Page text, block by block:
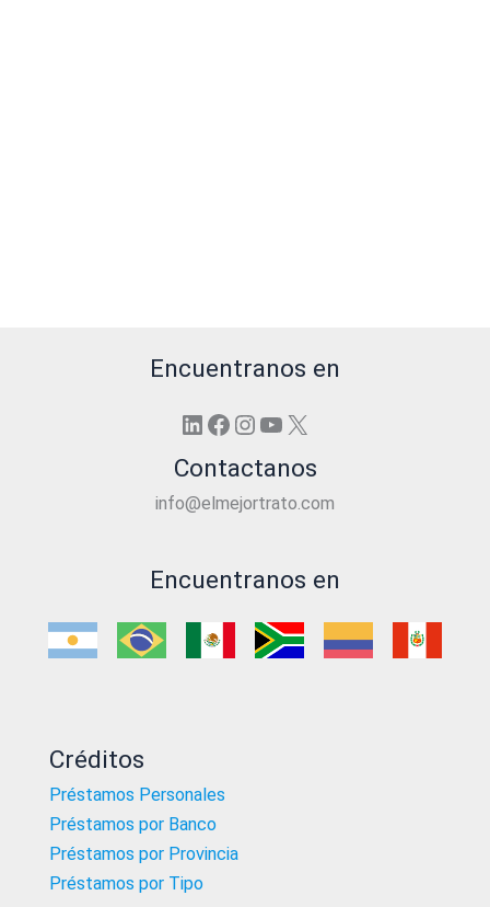
Encuentranos en
LinkedIn
Facebook
Instagram
YouTube
X
Contactanos
info@elmejortrato.com
Encuentranos en
Créditos
Préstamos Personales
Préstamos por Banco
Préstamos por Provincia
Préstamos por Tipo